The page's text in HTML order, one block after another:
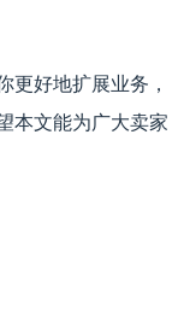
更好地扩展业务，
本文能为广大卖家